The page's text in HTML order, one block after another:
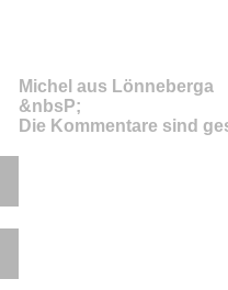
Michel aus Lönneberga
&nbsP;
Die Kommentare sind